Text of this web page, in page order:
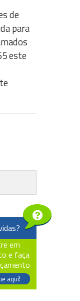
de
para
este
em
e faça
aqui!